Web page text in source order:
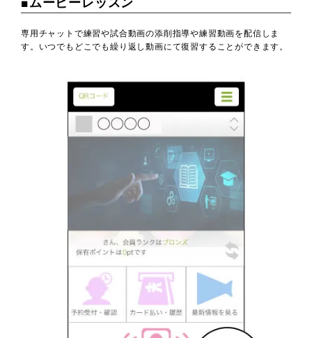
専用チャットで練習や試合動画の添削指導や練習動画を配信しま
す。いつでもどこでも繰り返し動画にて復習することができます。